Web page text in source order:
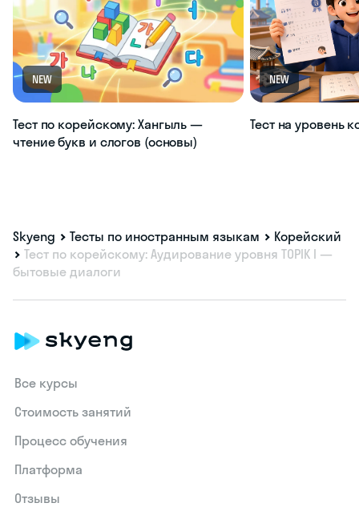
NEW
Тест по корейскому: Хангыль —
чтение букв и слогов (основы)
NEW
Тест на уровень
Skyeng Тесты по иностранным языкам
Корейский
Тест по корейскому: Аудирование уровня TOPIK I —
бытовые диалоги
Все курсы
Стоимость занятий
Процесс обучения
Платформа
Отзывы